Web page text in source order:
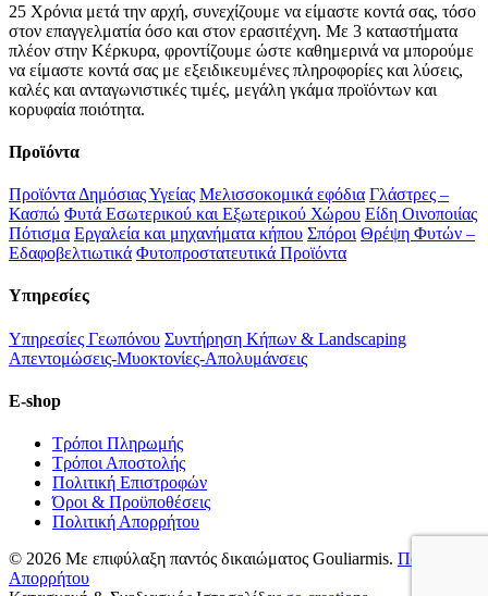
25 Χρόνια μετά την αρχή, συνεχίζουμε να είμαστε κοντά σας, τόσο
στον επαγγελματία όσο και στον ερασιτέχνη. Με 3 καταστήματα
πλέον στην Κέρκυρα, φροντίζουμε ώστε καθημερινά να μπορούμε
να είμαστε κοντά σας με εξειδικευμένες πληροφορίες και λύσεις,
καλές και ανταγωνιστικές τιμές, μεγάλη γκάμα προϊόντων και
κορυφαία ποιότητα.
Προϊόντα
Προϊόντα Δημόσιας Υγείας Μελισσοκομικά εφόδια Γλάστρες –
Κασπώ Φυτά Εσωτερικού και Εξωτερικού Χώρου Είδη Οινοποιίας
Πότισμα Εργαλεία και μηχανήματα κήπου Σπόροι Θρέψη Φυτών –
Εδαφοβελτιωτικά Φυτοπροστατευτικά Προϊόντα
Υπηρεσίες
Υπηρεσίες Γεωπόνου Συντήρηση Κήπων & Landscaping
Απεντομώσεις-Μυοκτονίες-Απολυμάνσεις
E-shop
Τρόποι Πληρωμής
Τρόποι Αποστολής
Πολιτική Επιστροφών
Όροι & Προϋποθέσεις
Πολιτική Απορρήτου
© 2026 Με επιφύλαξη παντός δικαιώματος Gouliarmis. Πολιτική
Απορρήτου